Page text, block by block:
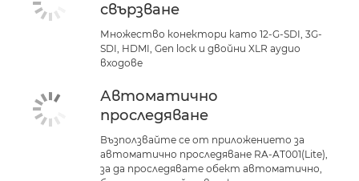
свързване
Множество конектори като 12-G-SDI, 3G-
SDI, HDMI, Gen lock и двойни XLR аудио
входове
Автоматично
проследяване
Възползвайте се от приложението за
автоматично проследяване RA-AT001(Lite),
за да проследявате обект автоматично,